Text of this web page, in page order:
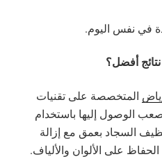
في نفس اليوم.
أفضل؟
المتخصصة على تقنيات
الوصول إليها باستخدام
السجاد بعمق مع إزالة
الحفاظ على الألوان والألياف.